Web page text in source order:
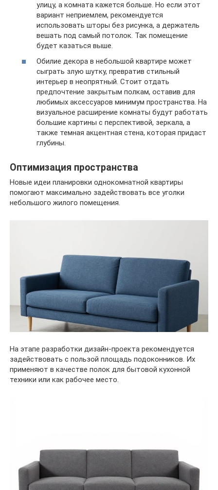
улицу, а комната кажется больше. Но если этот
вариант неприемлем, рекомендуется
использовать шторы без рисунка, а держатель
вешать под самый потолок. Так помещение
будет казаться выше.
Обилие декора в небольшой квартире может
сыграть злую шутку, превратив стильный
интерьер в неопрятный. Стоит отдать
предпочтение закрытым полкам, оставив для
любимых аксессуаров минимум пространства. На
визуальное расширение комнаты будут работать
большие картины с перспективой, зеркала, а
также темная акцентная стена, которая придаст
глубины.
Оптимизация пространства
Новые идеи планировки однокомнатной квартиры
помогают максимально задействовать все уголки
небольшого жилого помещения.
На этапе разработки дизайн-проекта рекомендуется
задействовать с пользой площадь подоконников. Их
применяют в качестве полок для бытовой кухонной
техники или как рабочее место.